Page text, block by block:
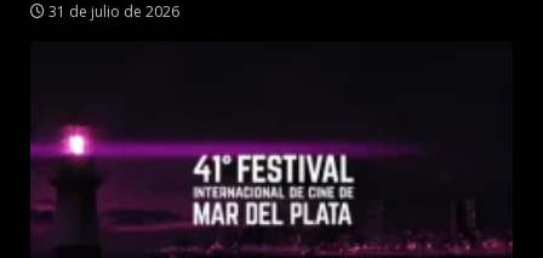
31 de julio de 2026